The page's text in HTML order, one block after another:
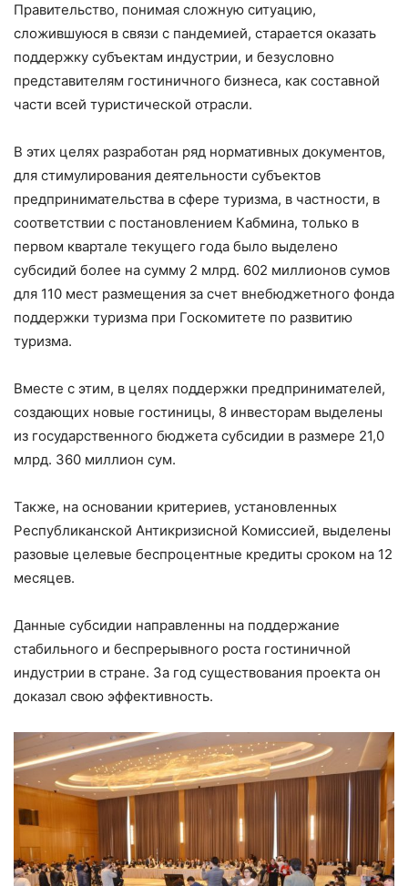
Правительство, понимая сложную ситуацию,
сложившуюся в связи с пандемией, старается оказать
поддержку субъектам индустрии, и безусловно
представителям гостиничного бизнеса, как составной
части всей туристической отрасли.
В этих целях разработан ряд нормативных документов,
для стимулирования деятельности субъектов
предпринимательства в сфере туризма, в частности, в
соответствии с постановлением Кабмина, только в
первом квартале текущего года было выделено
субсидий более на сумму 2 млрд. 602 миллионов сумов
для 110 мест размещения за счет внебюджетного фонда
поддержки туризма при Госкомитете по развитию
туризма.
Вместе с этим, в целях поддержки предпринимателей,
создающих новые гостиницы, 8 инвесторам выделены
из государственного бюджета субсидии в размере 21,0
млрд. 360 миллион сум.
Также, на основании критериев, установленных
Республиканской Антикризисной Комиссией, выделены
разовые целевые беспроцентные кредиты сроком на 12
месяцев.
Данные субсидии направленны на поддержание
стабильного и беспрерывного роста гостиничной
индустрии в стране. За год существования проекта он
доказал свою эффективность.